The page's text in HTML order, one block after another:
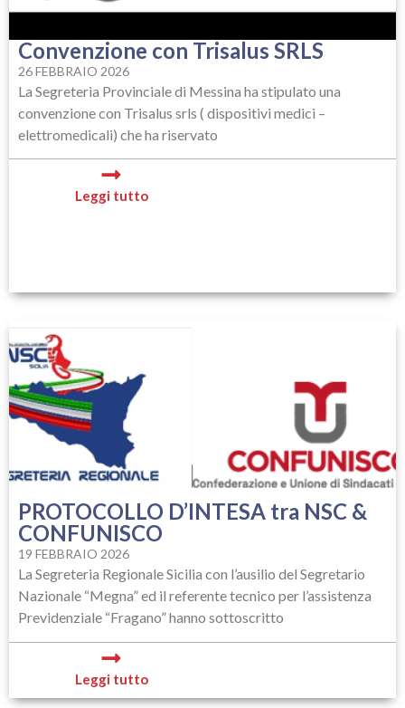
Convenzione con Trisalus SRLS
26 FEBBRAIO 2026
La Segreteria Provinciale di Messina ha stipulato una
convenzione con Trisalus srls ( dispositivi medici –
elettromedicali) che ha riservato
Leggi tutto
PROTOCOLLO D’INTESA tra NSC &
CONFUNISCO
19 FEBBRAIO 2026
La Segreteria Regionale Sicilia con l’ausilio del Segretario
Nazionale “Megna” ed il referente tecnico per l’assistenza
Previdenziale “Fragano” hanno sottoscritto
Leggi tutto